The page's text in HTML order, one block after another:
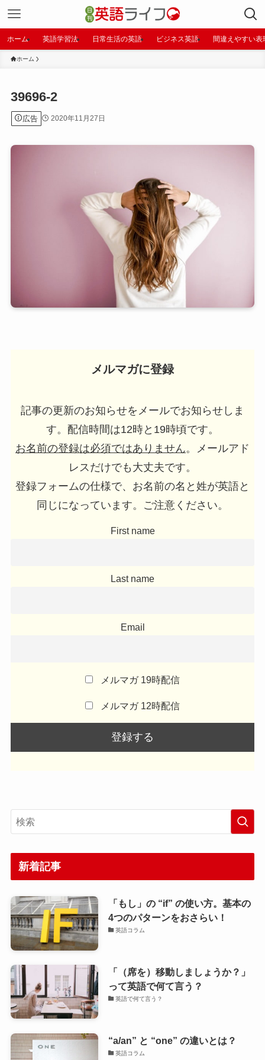
ホーム 英語学習法 日常生活の英語 ビジネス英語 間違えやすい表
ホーム
39696-2
広告 2020年11月27日
メルマガに登録
記事の更新のお知らせをメールでお知らせしま
す。配信時間は12時と19時頃です。
お名前の登録は必須ではありません。メールアド
レスだけでも大丈夫です。
登録フォームの仕様で、お名前の名と姓が英語と
同じになっています。ご注意ください。
First name
Last name
Email
メルマガ 19時配信
メルマガ 12時配信
新着記事
「もし」の “if” の使い方。基本の
4つのパターンをおさらい！
英語コラム
「（席を）移動しましょうか？」
って英語で何て言う？
英語で何て言う？
“a/an” と “one” の違いとは？
英語コラム